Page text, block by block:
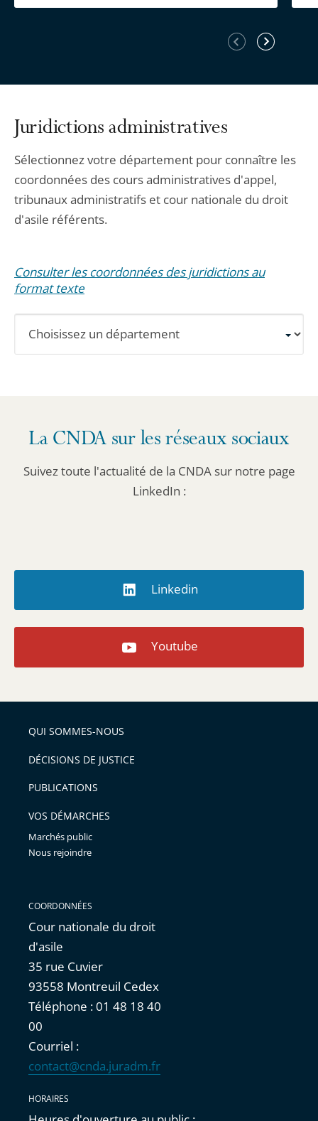
Élément
précédent
Élément
suivant
Juridictions administratives
Sélectionnez votre département pour connaître les
coordonnées des cours administratives d'appel,
tribunaux administratifs et cour nationale du droit
d'asile référents.
Consulter les coordonnées des juridictions au
format texte
informations
La CNDA sur les réseaux sociaux
Suivez toute l'actualité de la CNDA sur notre page
LinkedIn :
Linkedin
Youtube
QUI SOMMES-NOUS
DÉCISIONS DE JUSTICE
PUBLICATIONS
VOS DÉMARCHES
Marchés public
Nous rejoindre
COORDONNÉES
Cour nationale du droit
d'asile
35 rue Cuvier
93558 Montreuil Cedex
Téléphone : 01 48 18 40
00
Courriel :
contact@cnda.juradm.fr
HORAIRES